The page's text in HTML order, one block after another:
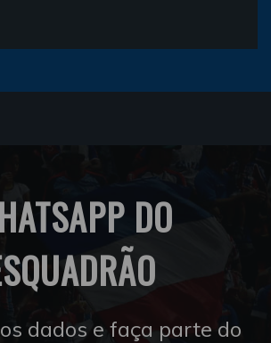
DO
dados e faça parte do